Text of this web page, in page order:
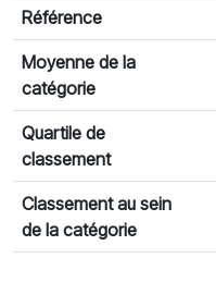
Référence
Moyenne de la
catégorie
Quartile de
classement
Classement au sein
de la catégorie